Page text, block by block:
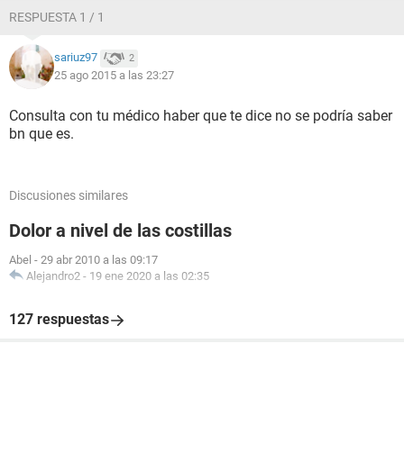
RESPUESTA 1 / 1
sariuz97 2
25 ago 2015 a las 23:27
Consulta con tu médico haber que te dice no se podría saber
bn que es.
Discusiones similares
Dolor a nivel de las costillas
Abel - 29 abr 2010 a las 09:17
Alejandro2 - 19 ene 2020 a las 02:35
127 respuestas